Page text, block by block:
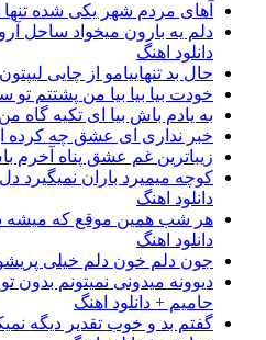
آهای مردم شهر یکی شده تنها
دلم یه بارون میخواد ساحل
دانلود اهنگ
حال بد تنهاییامو از چایی
خودت بیا بیا بیا من پشتتم تو
به یادم باش بیا ای تکیه گاه
خبر نداری ای عشق چه کرده
زیباترین غم عشق پناه آخرم
کوچه میمیرد باران نمیگیرد
دانلود اهنگ
هر شب همین موقع که میشه
دانلود اهنگ
جون دلم خون دلم خیلی
دیوونه میدونی نمیتونم بدون
حامیم + دانلود اهنگ
گفتم بد و خوب تقدیر دیگه